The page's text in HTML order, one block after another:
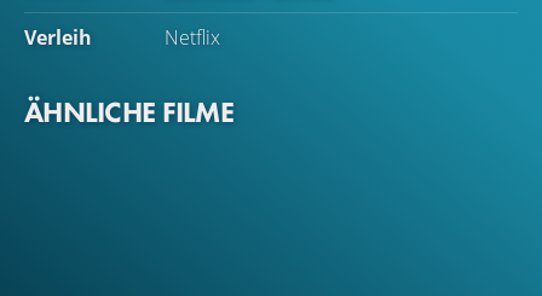
Verleih
Netflix
ÄHNLICHE FILME